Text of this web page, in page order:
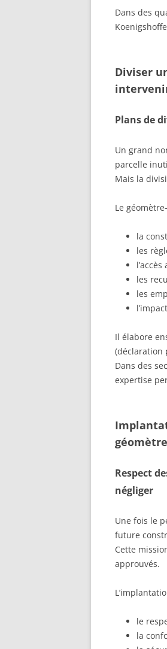
Dans des
Diviser
Plans de
Un grand
parcelle
Mais la
Le
la
les
les
les
Il élabore
(déclaration
Dans des
expertise
Respect
négliger
Une fois le
future
Cette
approuvés.
le
la